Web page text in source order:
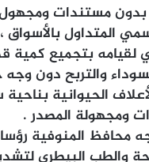
مستندات ومجهول
المتداول
والتربح دون
ومجهولة المصدر .
محافظ المنوفية
والطب البيطري